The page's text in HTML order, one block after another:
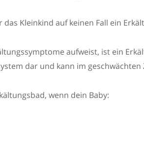
Kleinkind auf keinen Fall ein
aufweist, ist ein
dar und kann im
wenn dein Baby: